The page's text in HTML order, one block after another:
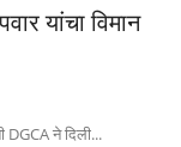
यांचा विमान
DGCA ने दिली...